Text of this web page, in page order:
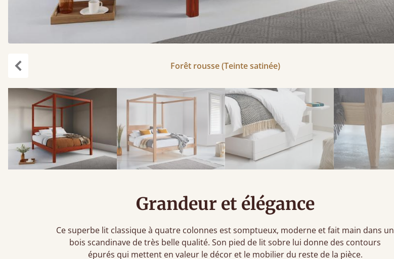
Forêt rousse (Teinte satinée)
Grandeur et élégance
Ce superbe lit classique à quatre colonnes est somptueux, moderne et fait main dans un
bois scandinave de très belle qualité. Son pied de lit sobre lui donne des contours
épurés qui mettent en valeur le décor et le mobilier du reste de la pièce.